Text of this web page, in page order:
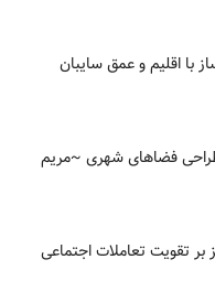
اقلیم و عمق سایبان
طراحی فضاهای شهری ~مریم
تقویت تعاملات اجتماعی